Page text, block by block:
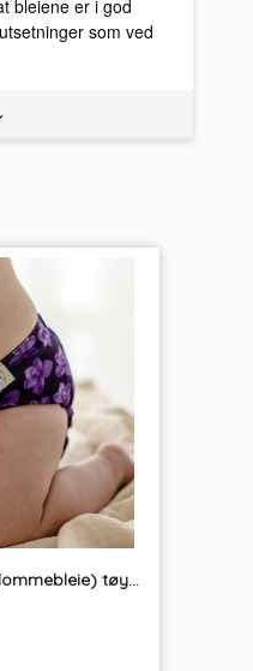
bleiene er i god
som ved
Full pakke Lommis™ (lommebleie) tøybleier